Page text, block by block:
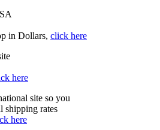
in Dollars, click here
here
site so you
shipping rates
here